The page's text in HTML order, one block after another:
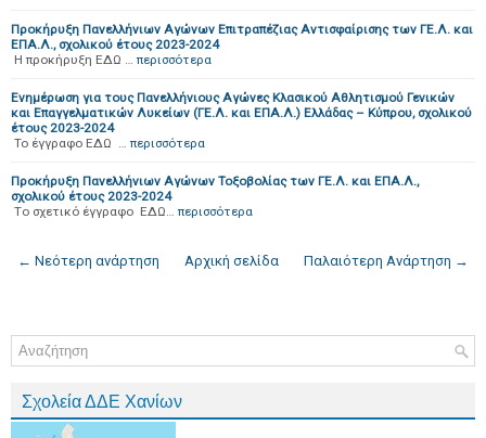
Προκήρυξη Πανελλήνιων Αγώνων Επιτραπέζιας Αντισφαίρισης των ΓΕ.Λ. και
ΕΠΑ.Λ., σχολικού έτους 2023-2024
Η προκήρυξη ΕΔΩ … περισσότερα
Ενημέρωση για τους Πανελλήνιους Αγώνες Κλασικού Αθλητισμού Γενικών
και Επαγγελματικών Λυκείων (ΓΕ.Λ. και ΕΠΑ.Λ.) Ελλάδας – Κύπρου, σχολικού
έτους 2023-2024
Το έγγραφο ΕΔΩ … περισσότερα
Προκήρυξη Πανελλήνιων Αγώνων Τοξοβολίας των ΓΕ.Λ. και ΕΠΑ.Λ.,
σχολικού έτους 2023-2024
Tο σχετικό έγγραφο ΕΔΩ… περισσότερα
← Νεότερη ανάρτηση Παλαιότερη Ανάρτηση →
Αρχική σελίδα
Σχολεία ΔΔΕ Χανίων